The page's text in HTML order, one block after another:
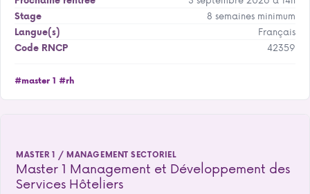
Stage
8 semaines minimum
Langue(s)
Français
Code RNCP
42359
#master 1 #rh
MASTER 1 / MANAGEMENT SECTORIEL
Master 1 Management et Développement des
Services Hôteliers